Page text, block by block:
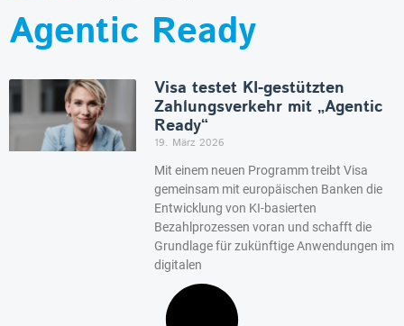
Agentic Ready
Visa testet KI-gestützten
Zahlungsverkehr mit „Agentic
Ready“
19. März 2026
Mit einem neuen Programm treibt Visa
gemeinsam mit europäischen Banken die
Entwicklung von KI-basierten
Bezahlprozessen voran und schafft die
Grundlage für zukünftige Anwendungen im
digitalen